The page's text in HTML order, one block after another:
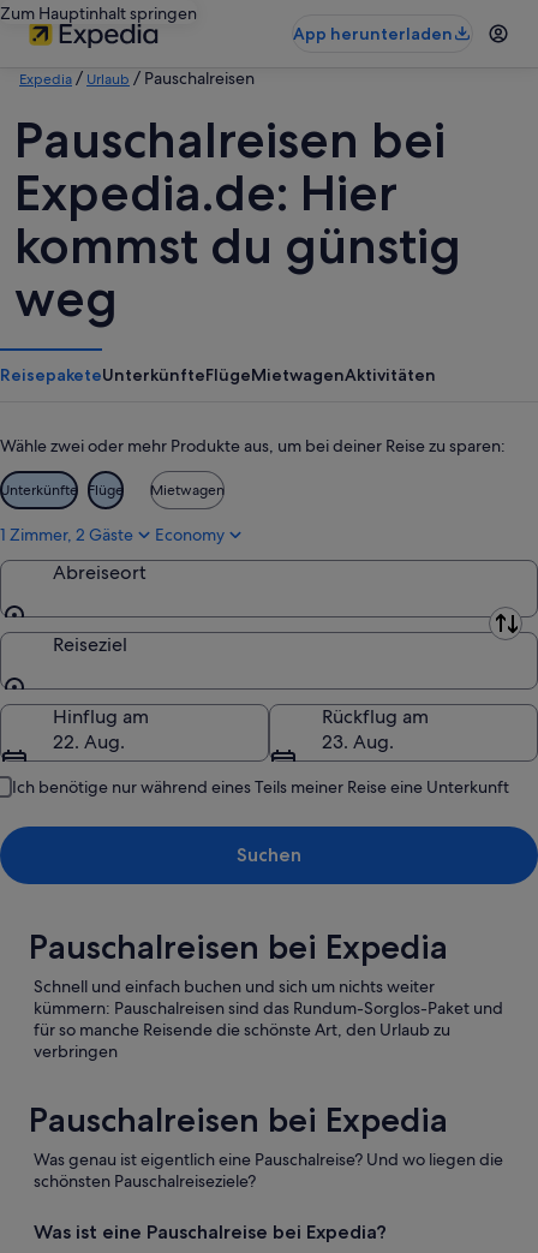
Zum Hauptinhalt springen
App herunterladen
Expedia/ Urlaub / Pauschalreisen
Pauschalreisen bei
Expedia.de: Hier
kommst du günstig
weg
ReisepaketeUnterkünfteFlügeMietwagenAktivitäten
Wähle zwei oder mehr Produkte aus, um bei deiner Reise zu sparen:
Unterkünfte Flüge Mietwagen
1 Zimmer, 2 Gäste Economy
Abreiseort
Abreiseort
Reiseziel
Reiseziel
Hinflug am
22. Aug.
Rückflug am
23. Aug.
Ich benötige nur während eines Teils meiner Reise eine Unterkunft
Suchen
Pauschalreisen bei Expedia
Schnell und einfach buchen und sich um nichts weiter
kümmern: Pauschalreisen sind das Rundum-Sorglos-Paket und
für so manche Reisende die schönste Art, den Urlaub zu
verbringen
Pauschalreisen bei Expedia
Was genau ist eigentlich eine Pauschalreise? Und wo liegen die
schönsten Pauschalreiseziele?
Was ist eine Pauschalreise bei Expedia?